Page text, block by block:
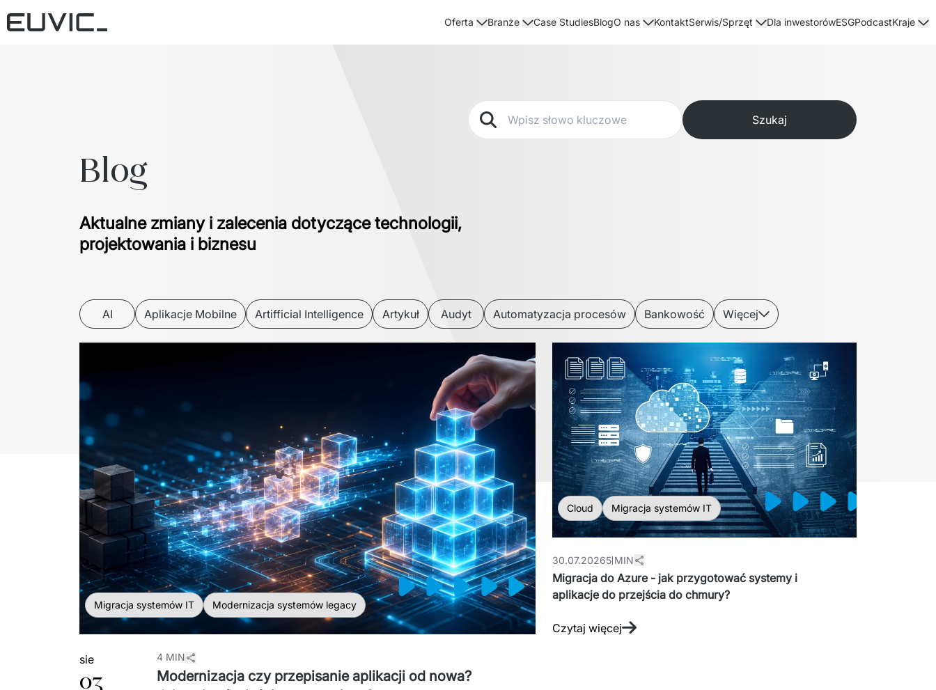
Oferta Branże Case StudiesBlogO nas KontaktSerwis/Sprzęt Dla inwestorówESGPodcastKraje
Szukaj
Blog
Aktualne zmiany i zalecenia dotyczące technologii,
projektowania i biznesu
AI Aplikacje Mobilne Artifficial Intelligence Artykuł Audyt Automatyzacja procesów Bankowość Więcej
Migracja systemów IT Modernizacja systemów legacy
sie
03
4 MIN
Modernizacja czy przepisanie aplikacji od nowa?
Cloud Migracja systemów IT
30.07.20265 MIN
Migracja do Azure - jak przygotować systemy i
aplikacje do przejścia do chmury?
Czytaj więcej